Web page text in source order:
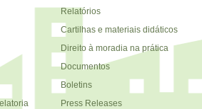
Relatórios
Cartilhas e materiais didáticos
Direito à moradia na prática
Documentos
Boletins
Press Releases